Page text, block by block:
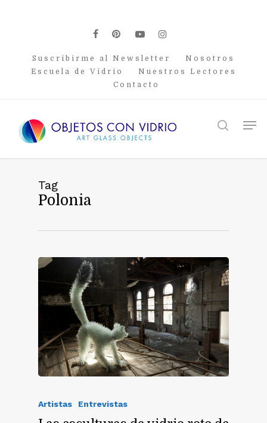
facebook
pinterest
youtubeinstagram
Suscribirme al Newsletter
Nosotros
Escuela de Vidrio
Nuestros Lectores
Contacto
search
Tag
Polonia
Artistas Entrevistas